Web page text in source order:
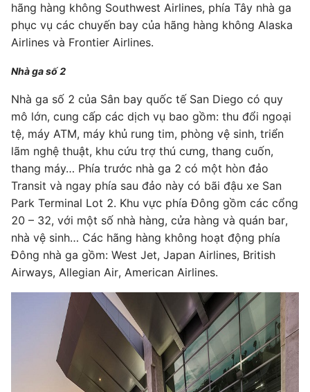
hãng hàng không Southwest Airlines, phía Tây nhà ga
phục vụ các chuyến bay của hãng hàng không Alaska
Airlines và Frontier Airlines.
Nhà ga số 2
Nhà ga số 2 của Sân bay quốc tế San Diego có quy
mô lớn, cung cấp các dịch vụ bao gồm: thu đổi ngoại
tệ, máy ATM, máy khủ rung tim, phòng vệ sinh, triển
lãm nghệ thuật, khu cứu trợ thú cưng, thang cuốn,
thang máy… Phía trước nhà ga 2 có một hòn đảo
Transit và ngay phía sau đảo này có bãi đậu xe San
Park Terminal Lot 2. Khu vực phía Đông gồm các cổng
20 – 32, với một số nhà hàng, cửa hàng và quán bar,
nhà vệ sinh… Các hãng hàng không hoạt động phía
Đông nhà ga gồm: West Jet, Japan Airlines, British
Airways, Allegian Air, American Airlines.